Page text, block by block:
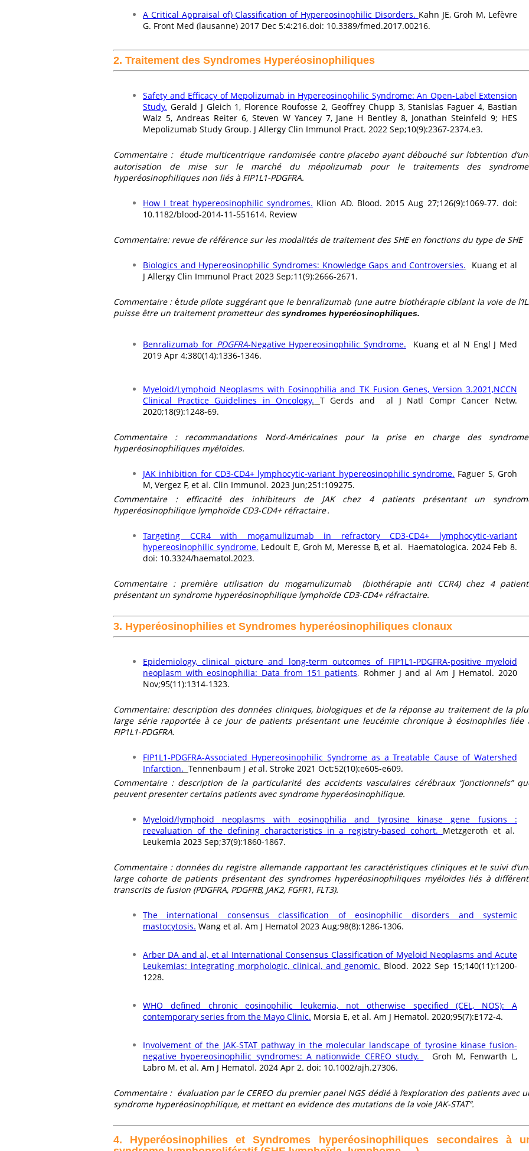
A Critical Appraisal of) Classification of Hypereosinophilic Disorders. Kahn JE, Groh M, Lefèvre
G. Front Med (lausanne) 2017 Dec 5:4:216.doi: 10.3389/fmed.2017.00216.
2. Traitement des Syndromes Hyperéosinophiliques
Safety and Efficacy of Mepolizumab in Hypereosinophilic Syndrome: An Open-Label Extension
Study. Gerald J Gleich 1, Florence Roufosse 2, Geoffrey Chupp 3, Stanislas Faguer 4, Bastian
Walz 5, Andreas Reiter 6, Steven W Yancey 7, Jane H Bentley 8, Jonathan Steinfeld 9; HES
Mepolizumab Study Group. J Allergy Clin Immunol Pract. 2022 Sep;10(9):2367-2374.e3.
Commentaire : étude multicentrique randomisée contre placebo ayant débouché sur l’obtention
autorisation de mise sur le marché du mépolizumab pour le traitements des
hyperéosinophiliques non liés à FIP1L1-PDGFRA.
How I treat hypereosinophilic syndromes. Klion AD. Blood. 2015 Aug 27;126(9):1069-77. doi:
10.1182/blood-2014-11-551614. Review
Commentaire: revue de référence sur les modalités de traitement des SHE en fonctions du type de SHE
Biologics and Hypereosinophilic Syndromes: Knowledge Gaps and Controversies.
Kuang et al
J Allergy Clin Immunol Pract 2023 Sep;11(9):2666-2671.
Commentaire : étude pilote suggérant que le benralizumab (une autre biothérapie ciblant la voie de
puisse être un traitement prometteur dessyndromes hyperéosinophiliques.
Benralizumab for PDGFRA-Negative Hypereosinophilic Syndrome.
Kuang et al N Engl J Med
2019 Apr 4;380(14):1336-1346.
Myeloid/Lymphoid Neoplasms with Eosinophilia and TK Fusion Genes, Version 3.2021,NCCN
Clinical Practice Guidelines in Oncology. T Gerds and al J Natl Compr Cancer Netw.
2020;18(9):1248‑69.
Commentaire :
recommandations Nord-Américaines pour la prise en charge des
hyperéosinophiliques myéloïdes.
JAK inhibition for CD3-CD4+ lymphocytic-variant hypereosinophilic syndrome. Faguer S, Groh
M, Vergez F, et al. Clin Immunol. 2023 Jun;251:109275.
Commentaire : efficacité des inhibiteurs de JAK chez 4 patients présentant un
hyperéosinophilique lymphoïde CD3-CD4+ réfractaire .
Targeting CCR4 with mogamulizumab in refractory CD3-CD4+ lymphocytic-variant
hypereosinophilic syndrome. Ledoult E, Groh M, Meresse B, et al. Haematologica. 2024 Feb 8.
doi: 10.3324/haematol.2023.​
Commentaire : première utilisation du mogamulizumab (biothérapie anti CCR4) chez 4
présentant un syndrome hyperéosinophilique lymphoïde CD3-CD4+ réfractaire.
3. Hyperéosinophilies et Syndromes hyperéosinophiliques clonaux
Epidemiology, clinical picture and long-term outcomes of FIP1L1-PDGFRA-positive myeloid
neoplasm with eosinophilia: Data from 151 patients. Rohmer J and al Am J Hematol. 2020
Nov;95(11):1314-1323.
Commentaire: description des données cliniques, biologiques et de la réponse au traitement de la
large série rapportée à ce jour de patients présentant une leucémie chronique à éosinophiles liée
FIP1L1-PDGFRA.
FIP1L1-PDGFRA-Associated Hypereosinophilic Syndrome as a Treatable Cause of Watershed
Infarction. Tennenbaum J etal. Stroke 2021 Oct;52(10):e605-e609.
Commentaire : description de la particularité des accidents vasculaires cérébraux “jonctionnels”
peuvent presenter certains patients avec syndrome hyperéosinophilique.
Myeloid/lymphoid neoplasms with eosinophilia and tyrosine kinase gene fusions :
reevaluation of the defining characteristics in a registry-based cohort. Metzgeroth et al.
Leukemia 2023 Sep;37(9):1860-1867.
Commentaire : données du registre allemande rapportant les caractéristiques cliniques et le suivi
large cohorte de patients présentant des syndromes hyperéosinophiliques myéloïdes liés à
transcrits de fusion (PDGFRA, PDGFRB, JAK2, FGFR1, FLT3).
The international consensus classification of eosinophilic disorders and systemic
mastocytosis. Wang et al. Am J Hematol 2023 Aug;98(8):1286-1306.
Arber DA and al, et al International Consensus Classification of Myeloid Neoplasms and Acute
Leukemias: integrating morphologic, clinical, and genomic. Blood. 2022 Sep 15;140(11):1200-
1228.
WHO defined chronic eosinophilic leukemia, not otherwise specified (CEL, NOS): A
contemporary series from the Mayo Clinic. Morsia E, et al. Am J Hematol. 2020;95(7):E172‑4.
Involvement of the JAK-STAT pathway in the molecular landscape of tyrosine kinase fusion-
negative hypereosinophilic syndromes: A nationwide CEREO study.
Groh M, Fenwarth L,
Labro M, et al. Am J Hematol. 2024 Apr 2. doi: 10.1002/ajh.27306.
Commentaire : évaluation par le CEREO du premier panel NGS dédié à l’exploration des patients avec
syndrome hyperéosinophilique, et mettant en evidence des mutations de la voie JAK-STAT”.
4. Hyperéosinophilies et Syndromes hyperéosinophiliques secondaires à